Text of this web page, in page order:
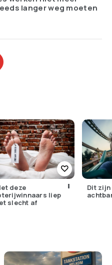
langer weg moeten
deze
liep
slecht af
Dit